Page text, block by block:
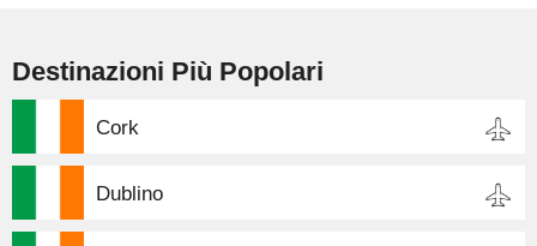
Destinazioni Più Popolari
Cork
Dublino